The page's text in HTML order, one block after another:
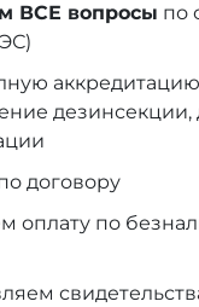
ВСЕ вопросы по
аккредитацию
договору
оплату по